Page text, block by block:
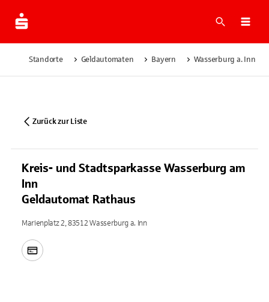
Suche
Standorte Geldautomaten Bayern Wasserburg a. Inn
Zurück zur Liste
Kreis- und Stadtsparkasse Wasserburg am
Inn
Geldautomat Rathaus
Marienplatz 2, 83512 Wasserburg a. Inn